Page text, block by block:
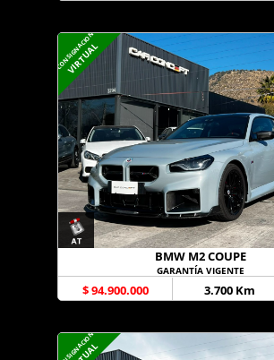
CONSIGNACION
VIRTUAL
BMW M2 COUPE
GARANTÍA VIGENTE
$ 94.900.000 3.700 Km
CONSIGNACION